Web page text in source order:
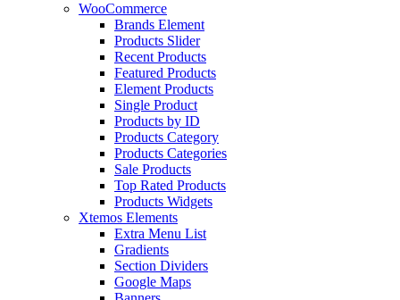
WooCommerce
Brands Element
Products Slider
Recent Products
Featured Products
Element Products
Single Product
Products by ID
Products Category
Products Categories
Sale Products
Top Rated Products
Products Widgets
Xtemos Elements
Extra Menu List
Gradients
Section Dividers
Google Maps